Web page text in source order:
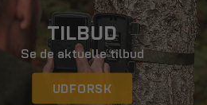
TILBUD
Se de aktuelle tilbud
UDFORSK